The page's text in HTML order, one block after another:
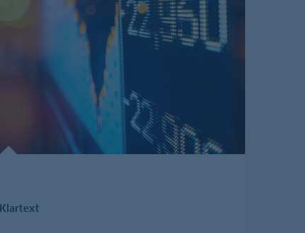
Klartext